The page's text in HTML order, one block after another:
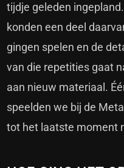
tijdje geleden
konden een deel
gingen spelen en de
van die repetities gaat
aan nieuw materiaal.
speelden we bij de
tot het laatste moment